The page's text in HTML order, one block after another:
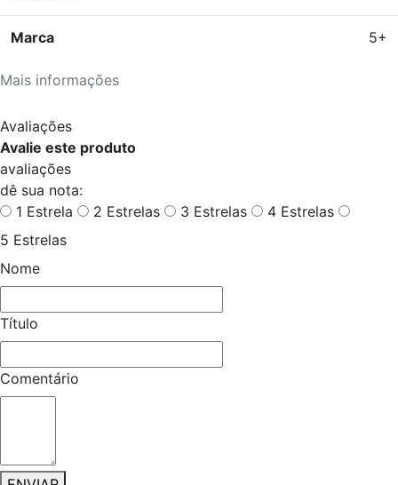
Mais informações
Marca 5+
Avaliações
Avalie este produto
avaliações
dê sua nota:
1 Estrela
2 Estrelas 3 Estrelas
4 Estrelas
5 Estrelas
Nome
Título
Comentário